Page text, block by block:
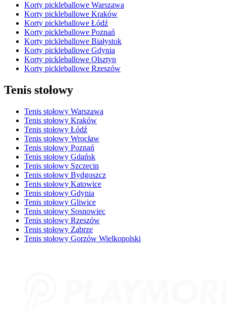
Korty pickleballowe Warszawa
Korty pickleballowe Kraków
Korty pickleballowe Łódź
Korty pickleballowe Poznań
Korty pickleballowe Białystok
Korty pickleballowe Gdynia
Korty pickleballowe Olsztyn
Korty pickleballowe Rzeszów
Tenis stołowy
Tenis stołowy Warszawa
Tenis stołowy Kraków
Tenis stołowy Łódź
Tenis stołowy Wrocław
Tenis stołowy Poznań
Tenis stołowy Gdańsk
Tenis stołowy Szczecin
Tenis stołowy Bydgoszcz
Tenis stołowy Katowice
Tenis stołowy Gdynia
Tenis stołowy Gliwice
Tenis stołowy Sosnowiec
Tenis stołowy Rzeszów
Tenis stołowy Zabrze
Tenis stołowy Gorzów Wielkopolski